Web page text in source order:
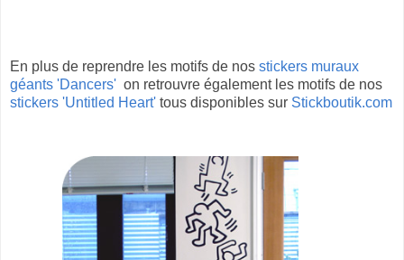
En plus de reprendre les motifs de nos stickers muraux
géants 'Dancers' on retrouvre également les motifs de nos
stickers 'Untitled Heart' tous disponibles sur Stickboutik.com